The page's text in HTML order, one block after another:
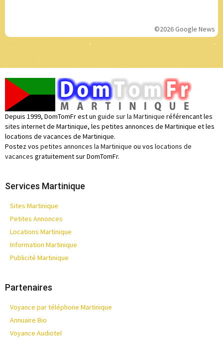
©2026 Google News
Depuis 1999, DomTomFr est un guide sur la Martinique référencant les
sites internet de Martinique, les petites annonces de Martinique et les
locations de vacances de Martinique.
Postez vos petites annonces la Martinique ou vos locations de
vacances gratuitement sur DomTomFr.
Services Martinique
Sites Martinique
Petites Annonces
Locations Martinique
Information Martinique
Publicité Martinique
Partenaires
Voyance par téléphone Martinique
Annuaire Bio
Voyance Audiotel